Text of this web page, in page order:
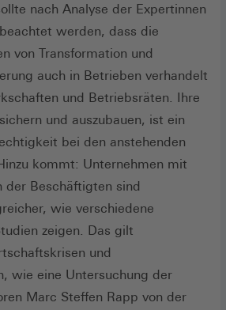
nach Analyse der Expertinnen
werden, dass die
von Transformation und
auch in Betrieben verhandelt
und Betriebsräten. Ihre
und auszubauen, ist ein
bei den anstehenden
kommt: Unternehmen mit
der Beschäftigten sind
wie verschiedene
zeigen. Das gilt
und
wie eine Untersuchung der
Marc Steffen Rapp von der